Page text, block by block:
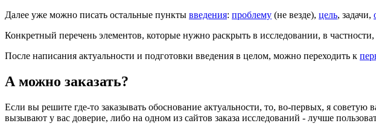
Далее уже можно писать остальные пункты введения: проблему (не везде), цель, задачи,
Конкретный перечень элементов, которые нужно раскрыть в исследовании, в
После написания актуальности и подготовки введения в целом, можно переходить к
А можно заказать?
Если вы решите где-то заказывать обоснование актуальности, то, во-первых, я
вызывают у вас доверие, либо на одном из сайтов заказа исследований - лучше